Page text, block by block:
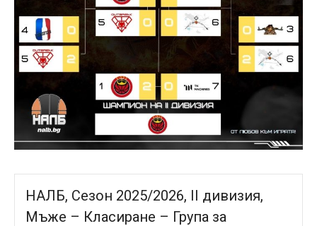
НАЛБ, Сезон 2025/2026, II дивизия,
Мъже – Класиране – Група за